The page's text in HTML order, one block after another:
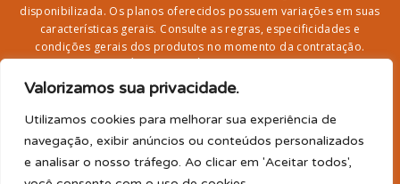
Valorizamos sua privacidade.
Utilizamos cookies para melhorar sua experiência de
navegação, exibir anúncios ou conteúdos personalizados
e analisar o nosso tráfego. Ao clicar em 'Aceitar todos',
disponibilizada. Os planos oferecidos possuem variações em suas
características gerais. Consulte as regras, especificidades e
condições gerais dos produtos no momento da contratação.
serviços na rede credenciada;SEGURO DE VIDA, ACIDENTES
PESSOAIS, ASSISTÊNCIA FUNERAL 24H, ASSISTÊNCIA
RESIDENCIAL E SORTEIO: Produto com registro SUSEP
garantido pela SEGUROS SURA (CNPJ sob o nº
adesão/elegibilidade de 64 anos (titular) e carência de 60